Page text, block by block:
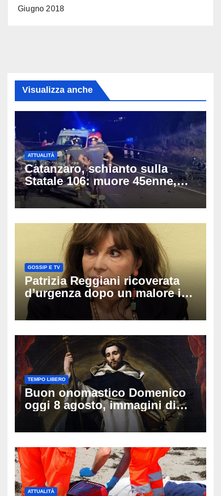
Giugno 2018
Visualizza anche
ATTUALITÀ
Catanzaro, schianto sulla
Statale 106: muore 45enne,
coinvolti un’auto, un suv e
una moto
GOSSIP E TV
Patrizia Reggiani ricoverata
d’urgenza dopo un malore in
vacanza: come sta oggi l’ex
Lady Gucci
TEMPO LIBERO
Buon onomastico Domenico
oggi 8 agosto, immagini di
auguri da condividere
ATTUALITÀ